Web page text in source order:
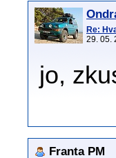
Re:
29. 05.
jo,
Franta PM